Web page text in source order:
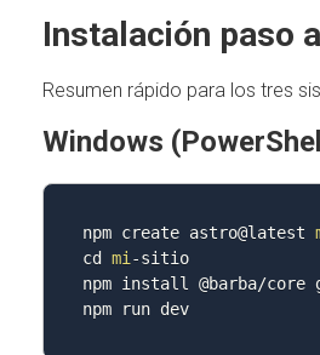
Instalación paso
Resumen rápido para los tres
Windows
npm create astro@latest
cd mi -sitio
npm install @barba/core
npm run dev